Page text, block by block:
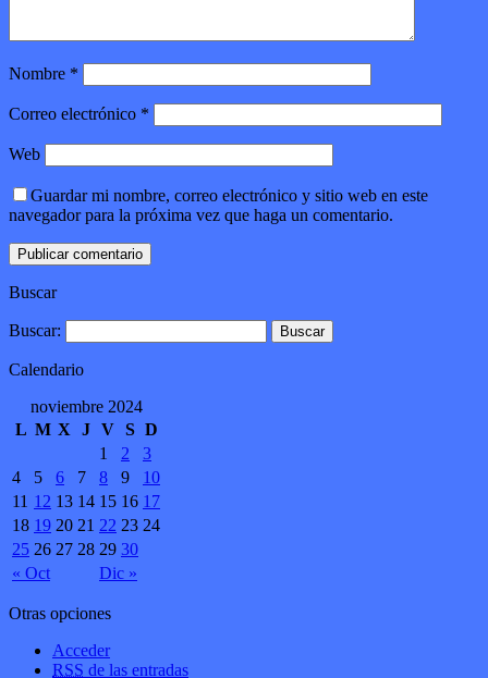
Nombre *
Correo electrónico *
Web
Guardar mi nombre, correo electrónico y sitio web en este
navegador para la próxima vez que haga un comentario.
Buscar
Buscar:
Calendario
noviembre 2024
L M X J V S D
« Oct Dic »
1 2
3
4
5 6 7 8 9
10
11 12 13 14 15 16 17
18 19 20 21 22 23 24
25 26 27 28 29 30
Otras opciones
Acceder
RSS de las entradas